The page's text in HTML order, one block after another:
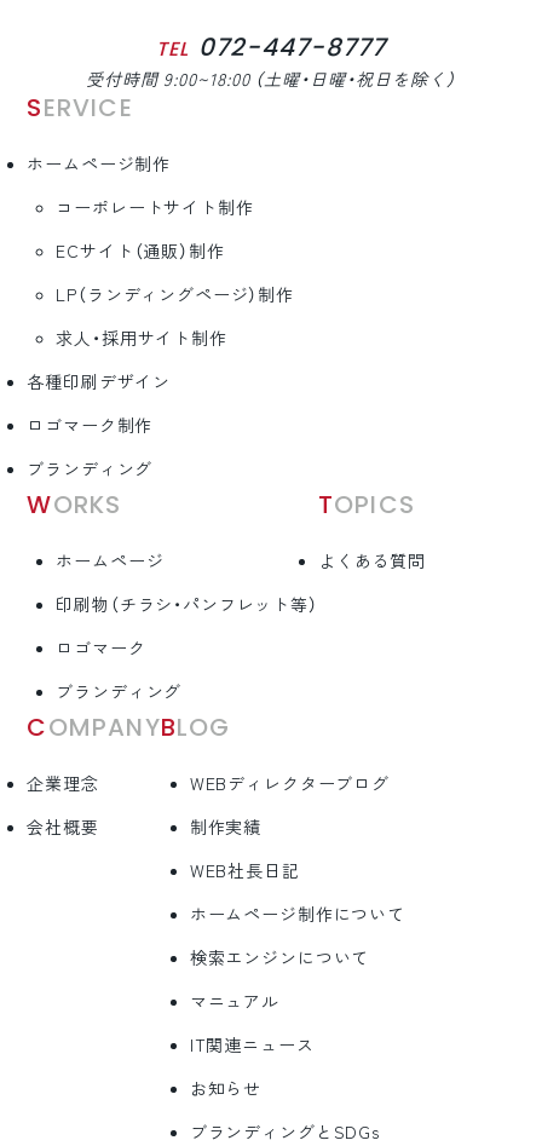
TEL 072-447-8777
受付時間 9:00~18:00 （土曜・日曜・祝日を除く）
SERVICE
ホームページ制作
コーポレートサイト制作
ECサイト（通販）制作
LP（ランディングページ）制作
求人・採用サイト制作
各種印刷デザイン
ロゴマーク制作
ブランディング
WORKS
ホームページ
印刷物（チラシ・パンフレット等）
ロゴマーク
ブランディング
TOPICS
よくある質問
COMPANY
企業理念
会社概要
BLOG
WEBディレクターブログ
制作実績
WEB社長日記
ホームページ制作について
検索エンジンについて
マニュアル
IT関連ニュース
お知らせ
ブランディングとSDGs